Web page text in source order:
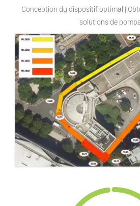
Conception du dispositif optimal |
solutions de